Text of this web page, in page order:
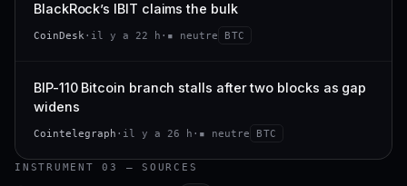
BlackRock’s IBIT claims the bulk
CoinDesk · il y a 22 h · ▪ neutre BTC
BIP-110 Bitcoin branch stalls after two blocks as gap
widens
Cointelegraph · il y a 26 h · ▪ neutre BTC
INSTRUMENT 03 — SOURCES